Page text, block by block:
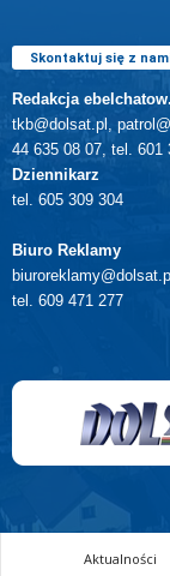
Skontaktuj się z
Redakcja
tkb@dolsat.pl,
44 635 08 07, tel. 601
Dziennikarz
tel. 605 309 304
Biuro Reklamy
biuroreklamy@dolsat.pl
tel. 609 471 277
Aktualności